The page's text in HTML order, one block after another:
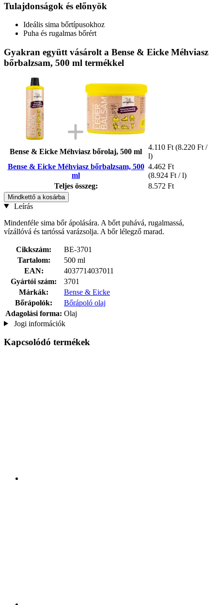
Tulajdonságok és előnyök
Ideális sima bőrtípusokhoz
Puha és rugalmas bőrért
Gyakran együtt vásárolt a Bense & Eicke Méhviasz
bőrbalzsam, 500 ml termékkel
Bense & Eicke Méhviasz bőrolaj, 500 ml
4.110 Ft (8.220 Ft /
l)
Bense & Eicke Méhviasz bőrbalzsam, 500
ml
4.462 Ft
(8.924 Ft / l)
Teljes összeg:
8.572 Ft
Mindkettő a kosárba
Leírás
Mindenféle sima bőr ápolására. A bőrt puhává, rugalmassá,
vízállóvá és tartóssá varázsolja. A bőr lélegző marad.
Cikkszám:
BE-3701
Tartalom:
500 ml
EAN:
4037714037011
Gyártói szám:
3701
Márkák:
Bense & Eicke
Bőrápolók:
Bőrápoló olaj
Adagolási forma: Olaj
Jogi információk
Kapcsolódó termékek